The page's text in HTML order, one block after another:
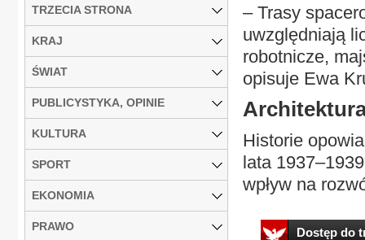
– Trasy
uwzględniają
robotnicze,
opisuje Ewa
Historie
lata
wpływ na
Dostęp do
TRZECIA STRONA
KRAJ
ŚWIAT
PUBLICYSTYKA, OPINIE
KULTURA
SPORT
EKONOMIA
PRAWO